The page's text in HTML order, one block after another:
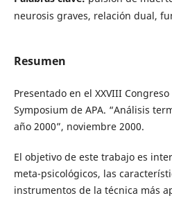
neurosis graves, relación dual,
Resumen
Presentado en el XXVIII
Symposium de APA. “Análisis
año 2000”, noviembre 2000.
El objetivo de este trabajo es
meta-psicológicos, las
instrumentos de la técnica más